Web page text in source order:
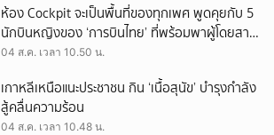
ห้อง Cockpit จะเป็นพื้นที่ของทุกเพศ พูดคุยกับ 5
นักบินหญิงของ ‘การบินไทย’ ที่พร้อมพาผู้โดยสาร
บินไปทั่วโลก
04 ส.ค. เวลา 10.50 น.
เกาหลีเหนือแนะประชาชน กิน ‘เนื้อสุนัข’ บำรุงกำลัง
สู้คลื่นความร้อน
04 ส.ค. เวลา 10.48 น.